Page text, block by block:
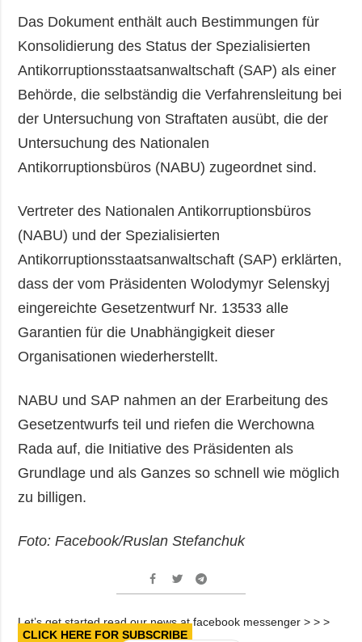
Das Dokument enthält auch Bestimmungen für
Konsolidierung des Status der Spezialisierten
Antikorruptionsstaatsanwaltschaft (SAP) als einer
Behörde, die selbständig die Verfahrensleitung bei
der Untersuchung von Straftaten ausübt, die der
Untersuchung des Nationalen
Antikorruptionsbüros (NABU) zugeordnet sind.
Vertreter des Nationalen Antikorruptionsbüros
(NABU) und der Spezialisierten
Antikorruptionsstaatsanwaltschaft (SAP) erklärten,
dass der vom Präsidenten Wolodymyr Selenskyj
eingereichte Gesetzentwurf Nr. 13533 alle
Garantien für die Unabhängigkeit dieser
Organisationen wiederherstellt.
NABU und SAP nahmen an der Erarbeitung des
Gesetzentwurfs teil und riefen die Werchowna
Rada auf, die Initiative des Präsidenten als
Grundlage und als Ganzes so schnell wie möglich
zu billigen.
Foto: Facebook/Ruslan Stefanchuk
Let’s get started read our news at facebook messenger > > >
CLICK HERE FOR SUBSCRIBE